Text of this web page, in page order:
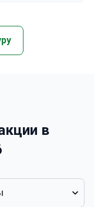
в